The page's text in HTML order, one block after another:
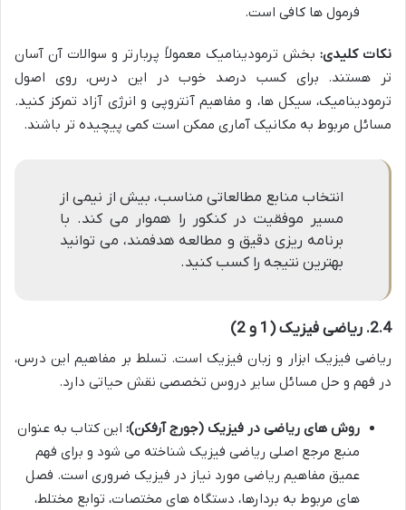
فرمول ها کافی است.
نکات کلیدی: بخش ترمودینامیک معمولاً پربارتر و سوالات آن آسان
تر هستند. برای کسب درصد خوب در این درس، روی اصول
ترمودینامیک، سیکل ها، و مفاهیم آنتروپی و انرژی آزاد تمرکز کنید.
مسائل مربوط به مکانیک آماری ممکن است کمی پیچیده تر باشند.
انتخاب منابع مطالعاتی مناسب، بیش از نیمی از
مسیر موفقیت در کنکور را هموار می کند. با
برنامه ریزی دقیق و مطالعه هدفمند، می توانید
بهترین نتیجه را کسب کنید.
2.4. ریاضی فیزیک (1 و 2)
ریاضی فیزیک ابزار و زبان فیزیک است. تسلط بر مفاهیم این درس،
در فهم و حل مسائل سایر دروس تخصصی نقش حیاتی دارد.
روش های ریاضی در فیزیک (جورج آرفکن): این کتاب به عنوان
منبع مرجع اصلی ریاضی فیزیک شناخته می شود و برای فهم
عمیق مفاهیم ریاضی مورد نیاز در فیزیک ضروری است. فصل
های مربوط به بردارها، دستگاه های مختصات، توابع مختلط،